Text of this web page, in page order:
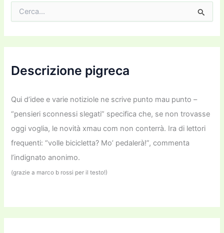
c
a
Descrizione pigreca
Qui d’idee e varie notiziole ne scrive punto mau punto –
“pensieri sconnessi slegati” specifica che, se non trovasse
oggi voglia, le novità xmau com non conterrà. Ira di lettori
frequenti: “volle bicicletta? Mo’ pedalerà!”, commenta
l’indignato anonimo.
(grazie a marco b rossi per il testo!)